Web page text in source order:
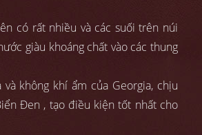
có rất nhiều và các suối trên núi
giàu khoáng chất vào các thung
và không khí ẩm của Georgia, chịu
Đen , tạo điều kiện tốt nhất cho